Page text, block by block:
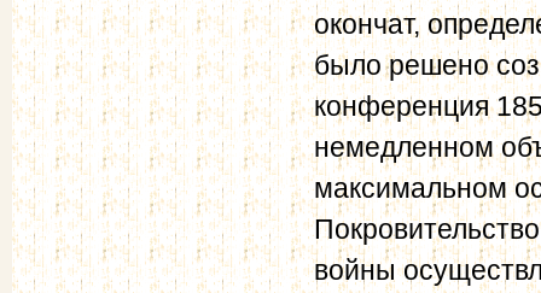
окончат,
было решено
конференция
немедленном
максимальном
войны